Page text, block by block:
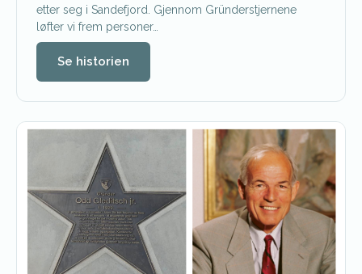
etter seg i Sandefjord. Gjennom Gründerstjernene
løfter vi frem personer…
Se historien